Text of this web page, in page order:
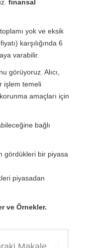
finansal
yok ve eksik
karşılığında 6
varabilir.
görüyoruz. Alıcı,
işlem temeli
amaçları için
bağlı
gördükleri bir piyasa
piyasadan
ve Örnekler.